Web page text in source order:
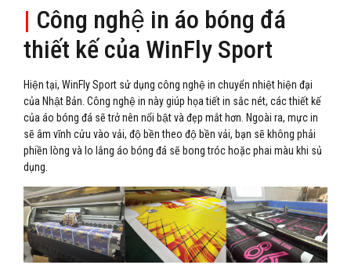
| Công nghệ in áo bóng đá
thiết kế của WinFly Sport
Hiện tại, WinFly Sport sử dụng công nghệ in chuyển nhiệt hiện đại
của Nhật Bản. Công nghệ in này giúp họa tiết in sắc nét, các thiết kế
của áo bóng đá sẽ trở nên nổi bật và đẹp mắt hơn. Ngoài ra, mực in
sẽ âm vĩnh cửu vào vải, độ bền theo độ bền vải, bạn sẽ không phải
phiền lòng và lo lắng áo bóng đá sẽ bong tróc hoặc phai màu khi sủ
dụng.